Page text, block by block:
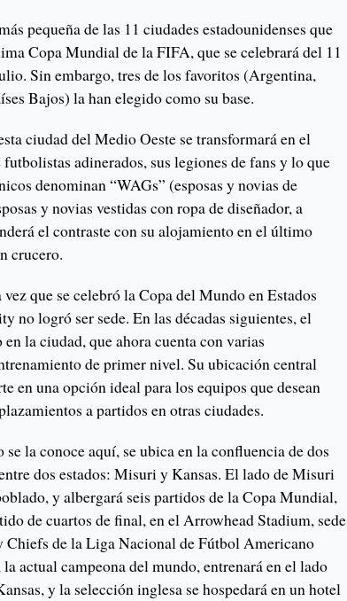
pequeña de las 11 ciudades estadounidenses que
Copa Mundial de la FIFA, que se celebrará del 11
Sin embargo, tres de los favoritos (Argentina,
Bajos) la han elegido como su base.
ciudad del Medio Oeste se transformará en el
adinerados, sus legiones de fans y lo que
denominan “WAGs” (esposas y novias de
y novias vestidas con ropa de diseñador, a
el contraste con su alojamiento en el último
crucero.
que se celebró la Copa del Mundo en Estados
no logró ser sede. En las décadas siguientes, el
la ciudad, que ahora cuenta con varias
de primer nivel. Su ubicación central
en una opción ideal para los equipos que desean
a partidos en otras ciudades.
la conoce aquí, se ubica en la confluencia de dos
dos estados: Misuri y Kansas. El lado de Misuri
y albergará seis partidos de la Copa Mundial,
de cuartos de final, en el Arrowhead Stadium, sede
Chiefs de la Liga Nacional de Fútbol Americano
actual campeona del mundo, entrenará en el lado
y la selección inglesa se hospedará en un hotel